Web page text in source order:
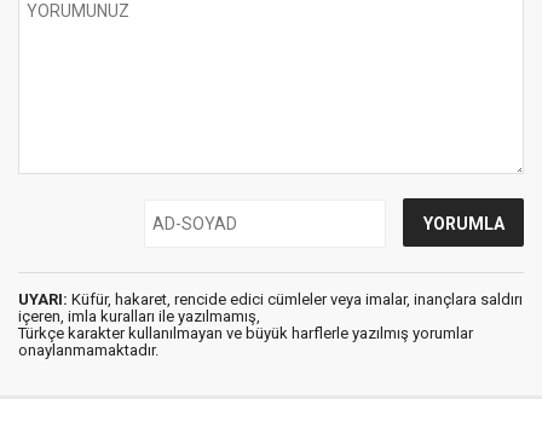
UYARI: Küfür, hakaret, rencide edici cümleler veya imalar, inançlara saldırı
içeren, imla kuralları ile yazılmamış,
Türkçe karakter kullanılmayan ve büyük harflerle yazılmış yorumlar
onaylanmamaktadır.